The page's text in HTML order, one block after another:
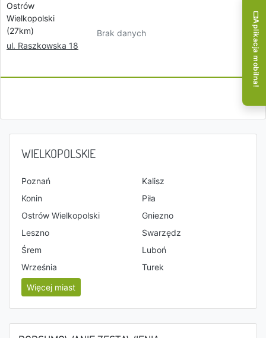
Ostrów
Wielkopolski
(27km)
ul. Raszkowska 18
Brak danych
WIELKOPOLSKIE
Poznań
Kalisz
Konin
Piła
Ostrów Wielkopolski
Gniezno
Leszno
Swarzędz
Śrem
Luboń
Września
Turek
Więcej miast
Aplikacja mobilna!